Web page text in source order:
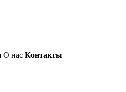
О нас Контакты